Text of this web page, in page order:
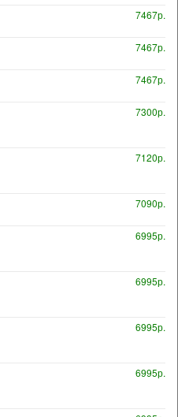
7467р.
7467р.
7467р.
7300р.
7120р.
7090р.
6995р.
6995р.
6995р.
6995р.